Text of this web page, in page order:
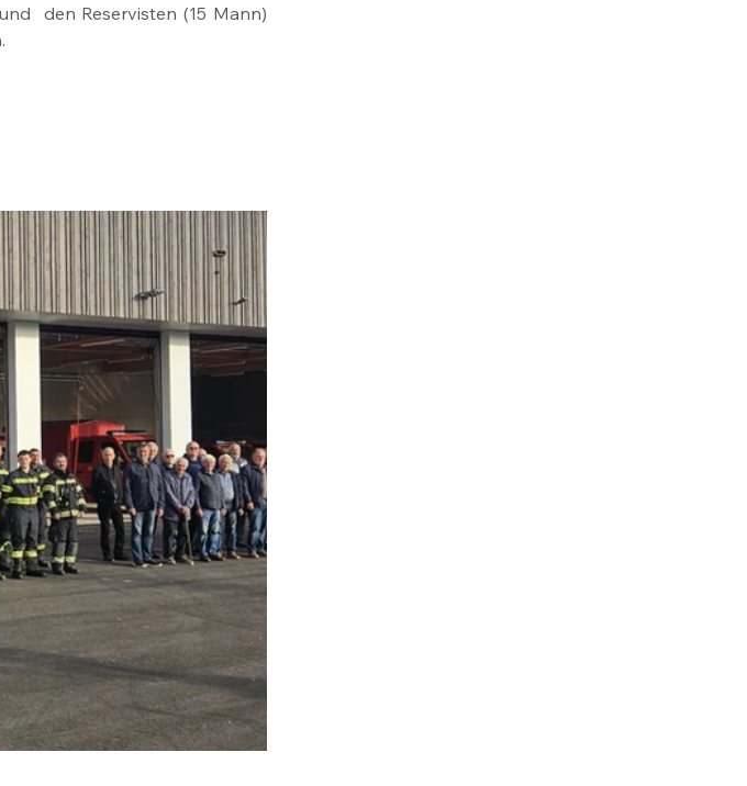
den Reservisten (15 Mann)